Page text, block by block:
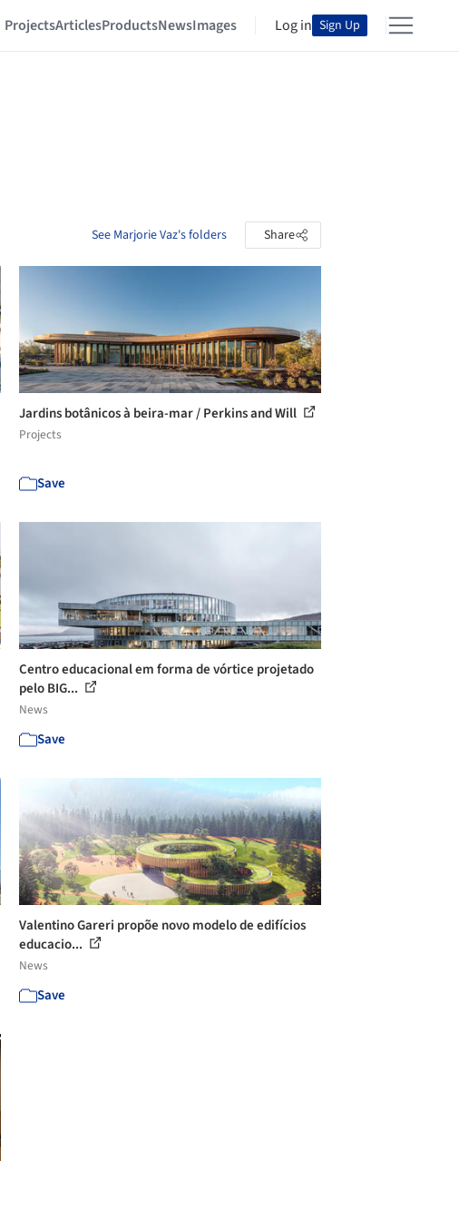
ProjectsArticlesProductsNewsImages Log in Sign Up
See Marjorie Vaz's folders Share
Jardins botânicos à beira-mar / Perkins and Will
Projects
Save
Centro educacional em forma de vórtice projetado
pelo BIG...
News
Save
Valentino Gareri propõe novo modelo de edifícios
educacio...
News
Save